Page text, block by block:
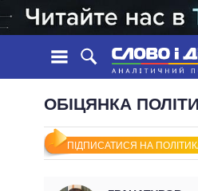
СТРІЧКА
ПОДІЇ
СТАТТІ
ОБІЦЯНКА
ПІДПИСАТИСЯ НА